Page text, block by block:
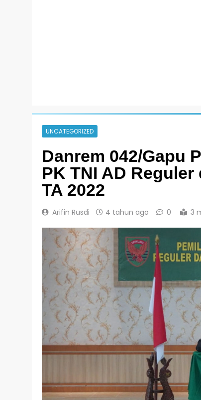
UNCATEGORIZED
Danrem 042/Gapu
PK TNI AD
TA 2022
Arifin Rusdi 4 tahun ago 0 3